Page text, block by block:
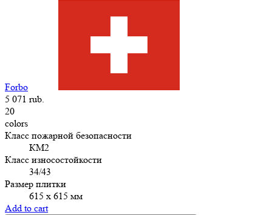
Forbo
5 071 rub.
20
colors
Класс пожарной безопасности
КМ2
Класс износостойкости
34/43
Размер плитки
615 х 615 мм
Add to cart